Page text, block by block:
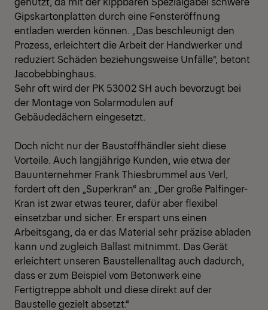
Gipskartonplatten durch eine Fensteröffnung
entladen werden können. „Das beschleunigt den
Prozess, erleichtert die Arbeit der Handwerker und
reduziert Schäden beziehungsweise Unfälle“, betont
Jacobebbinghaus.
Sehr oft wird der PK 53002 SH auch bevorzugt bei
der Montage von Solarmodulen auf
Gebäudedächern eingesetzt.
Doch nicht nur der Baustoffhändler sieht diese
Vorteile. Auch langjährige Kunden, wie etwa der
Bauunternehmer Frank Thiesbrummel aus Verl,
fordert oft den „Superkran“ an: „Der große Palfinger-
Kran ist zwar etwas teurer, dafür aber flexibel
einsetzbar und sicher. Er erspart uns einen
Arbeitsgang, da er das Material sehr präzise abladen
kann und zugleich Ballast mitnimmt. Das Gerät
erleichtert unseren Baustellenalltag auch dadurch,
dass er zum Beispiel vom Betonwerk eine
Fertigtreppe abholt und diese direkt auf der
Baustelle gezielt absetzt.“